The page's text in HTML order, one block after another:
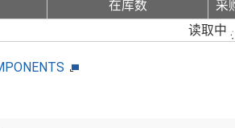
在库数
采
读取中